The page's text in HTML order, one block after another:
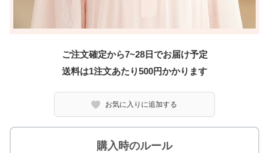
ご注文確定から7~28日でお届け予定
送料は1注文あたり500円かかります
お気に入りに追加する
購入時のルール